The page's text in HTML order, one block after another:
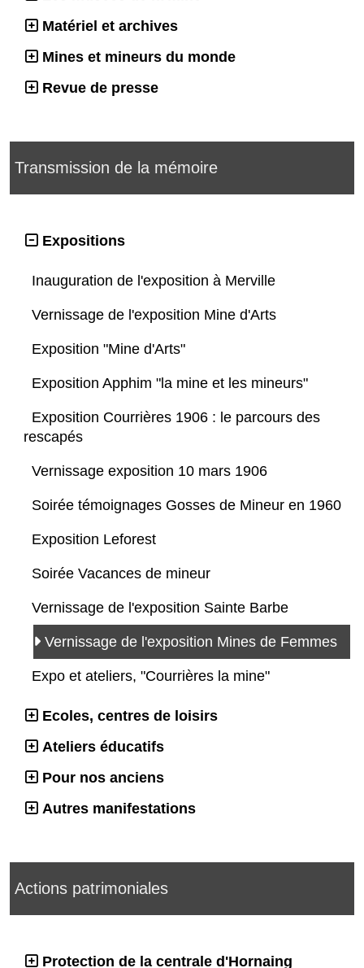
Matériel et archives
Mines et mineurs du monde
Revue de presse
Transmission de la mémoire
Expositions
Inauguration de l'exposition à Merville
Vernissage de l'exposition Mine d'Arts
Exposition "Mine d'Arts"
Exposition Apphim "la mine et les mineurs"
Exposition Courrières 1906 : le parcours des
rescapés
Vernissage exposition 10 mars 1906
Soirée témoignages Gosses de Mineur en 1960
Exposition Leforest
Soirée Vacances de mineur
Vernissage de l'exposition Sainte Barbe
Vernissage de l'exposition Mines de Femmes
Expo et ateliers, "Courrières la mine"
Ecoles, centres de loisirs
Ateliers éducatifs
Pour nos anciens
Autres manifestations
Actions patrimoniales
Protection de la centrale d'Hornaing